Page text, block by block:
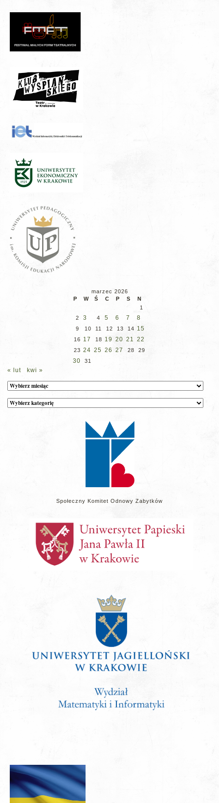
marzec 2026
P
W Ś C P S
N
1
2
3 4 5 6 7 8
9 10 11 12 13 14 15
16 17 18 19 20 21 22
23 24 25 26 27 28 29
30 31
« lut kwi »
Archiwum
Kategorie
wpisów
Społeczny Komitet Odnowy Zabytków